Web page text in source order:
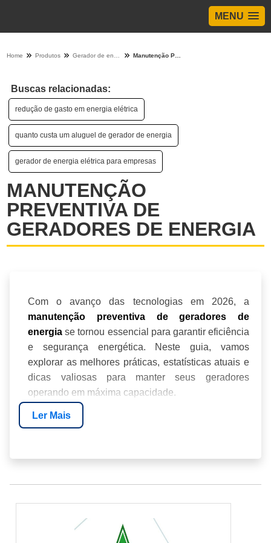
MENU
Home Produtos
Buscas relacionadas:
redução de gasto em energia elétrica
quanto custa um aluguel de gerador de energia
gerador de energia elétrica para empresas
MANUTENÇÃO
PREVENTIVA DE
GERADORES DE ENERGIA
Com o avanço das tecnologias em 2026, a
manutenção preventiva de geradores de
energia se tornou essencial para garantir eficiência
e segurança energética. Neste guia, vamos
explorar as melhores práticas, estatísticas atuais e
dicas valiosas para manter seus geradores
operando em máxima capacidade.
IMPORTÂNCIA DA MANUTENÇÃO
PROCESSO DE MANUTENÇÃO PREVENTIVA
FREQUÊNCIA IDEAL DE MANUTENÇÃO
PREVENTIVA
Ler Mais